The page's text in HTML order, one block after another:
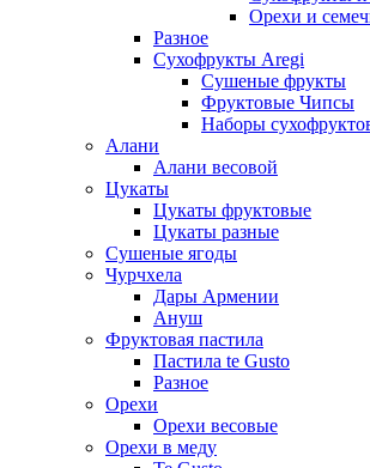
Орехи и
Разное
Сухофрукты Aregi
Сушеные фрукты
Фруктовые Чипсы
Наборы
Алани
Алани весовой
Цукаты
Цукаты фруктовые
Цукаты разные
Сушеные ягоды
Чурчхела
Дары Армении
Ануш
Фруктовая пастила
Пастила te Gusto
Разное
Орехи
Орехи весовые
Орехи в меду